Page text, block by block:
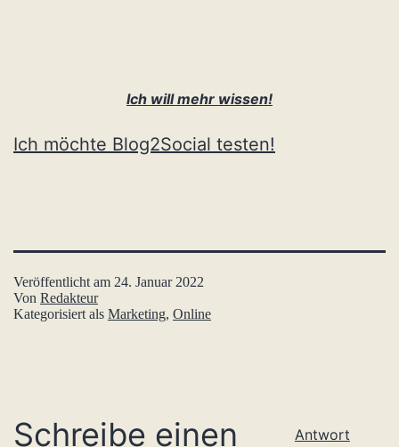
Ich will mehr wissen!
Ich möchte Blog2Social testen!
Veröffentlicht am 24. Januar 2022
Von Redakteur
Kategorisiert als Marketing, Online
Schreibe einen
Antwort